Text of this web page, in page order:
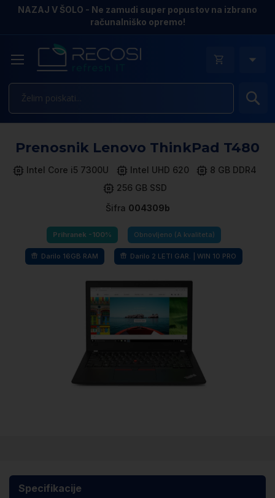
NAZAJ V ŠOLO - Ne zamudi super popustov na izbrano
računalniško opremo!
Prenosnik Lenovo ThinkPad T480
Intel Core i5 7300U Intel UHD 620
8 GB DDR4
256 GB SSD
Šifra 004309b
Prihranek -100% Obnovljeno (A kvaliteta)
Darilo 16GB RAM Darilo 2 LETI GAR. | WIN 10 PRO
galerije
slikSpecifikacije